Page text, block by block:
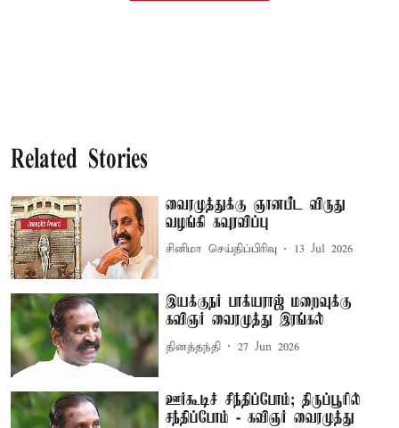
Related Stories
வைரமுத்துக்கு ஞானபீட விருது
வழங்கி கவுரவிப்பு
சினிமா செய்திப்பிரிவு 13 Jul 2026
இயக்குநர் பாக்யராஜ் மறைவுக்கு
கவிஞர் வைரமுத்து இரங்கல்
தினத்தந்தி 27 Jun 2026
ஊர்கூடிச் சிந்திப்போம்; திருப்பூரில்
சந்திப்போம் - கவிஞர் வைரமுத்து